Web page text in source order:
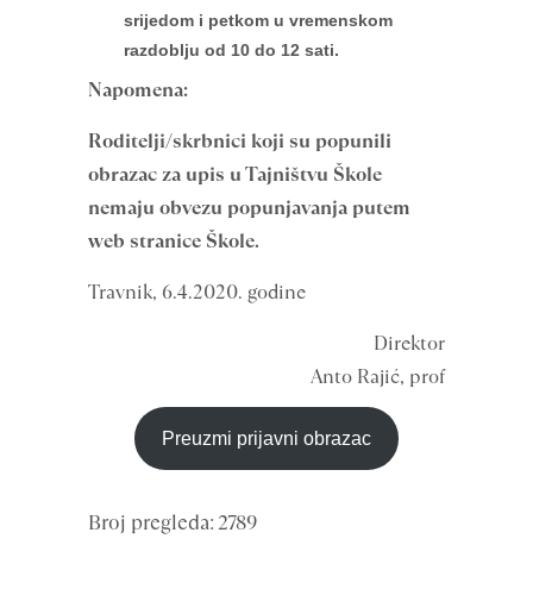
srijedom i petkom u vremenskom
razdoblju od 10 do 12 sati.
Napomena:
Roditelji/skrbnici koji su popunili
obrazac za upis u Tajništvu Škole
nemaju obvezu popunjavanja putem
web stranice Škole.
Travnik, 6.4.2020. godine
Direktor
Anto Rajić, prof
Preuzmi prijavni obrazac
Broj pregleda: 2789